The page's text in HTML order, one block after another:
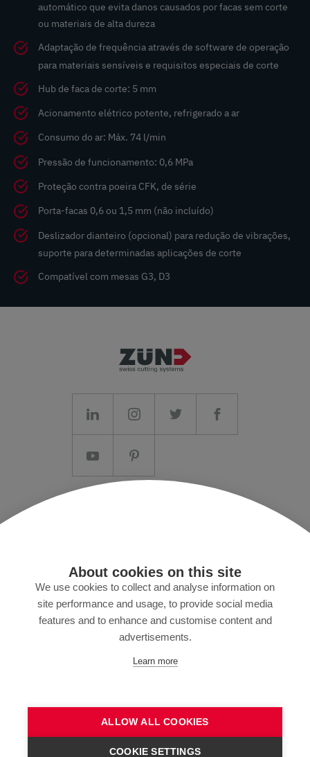
About cookies on this site
We use cookies to collect and analyse information on
site performance and usage, to provide social media
features and to enhance and customise content and
advertisements.
Learn more
ALLOW ALL COOKIES
COOKIE SETTINGS
automático que evita danos causados por facas sem corte
ou materiais de alta dureza
Adaptação de frequência através de software de operação
para materiais sensíveis e requisitos especiais de corte
Hub de faca de corte: 5 mm
Acionamento elétrico potente, refrigerado a ar
Consumo do ar: Máx. 74 l/min
Pressão de funcionamento: 0,6 MPa
Proteção contra poeira CFK, de série
Porta-facas 0,6 ou 1,5 mm (não incluído)
Deslizador dianteiro (opcional) para redução de vibrações,
suporte para determinadas aplicações de corte
Compatível com mesas G3, D3
MyZund